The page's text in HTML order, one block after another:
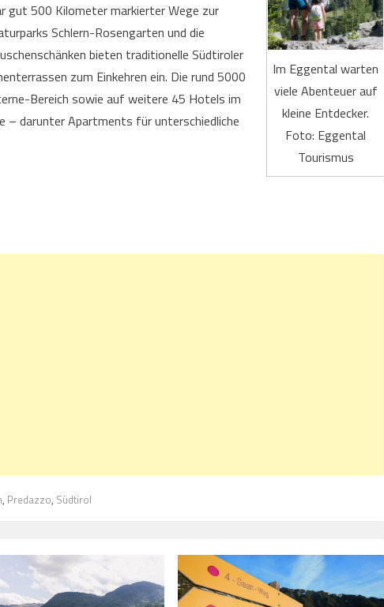
Im Eggental warten
viele Abenteuer auf
kleine Entdecker.
Foto: Eggental
Tourismus
gut 500 Kilometer markierter Wege zur
Schlern-Rosengarten und die
bieten traditionelle Südtiroler
zum Einkehren ein. Die rund 5000
Bereich sowie auf weitere 45 Hotels im
– darunter Apartments für unterschiedliche
, Predazzo, Südtirol